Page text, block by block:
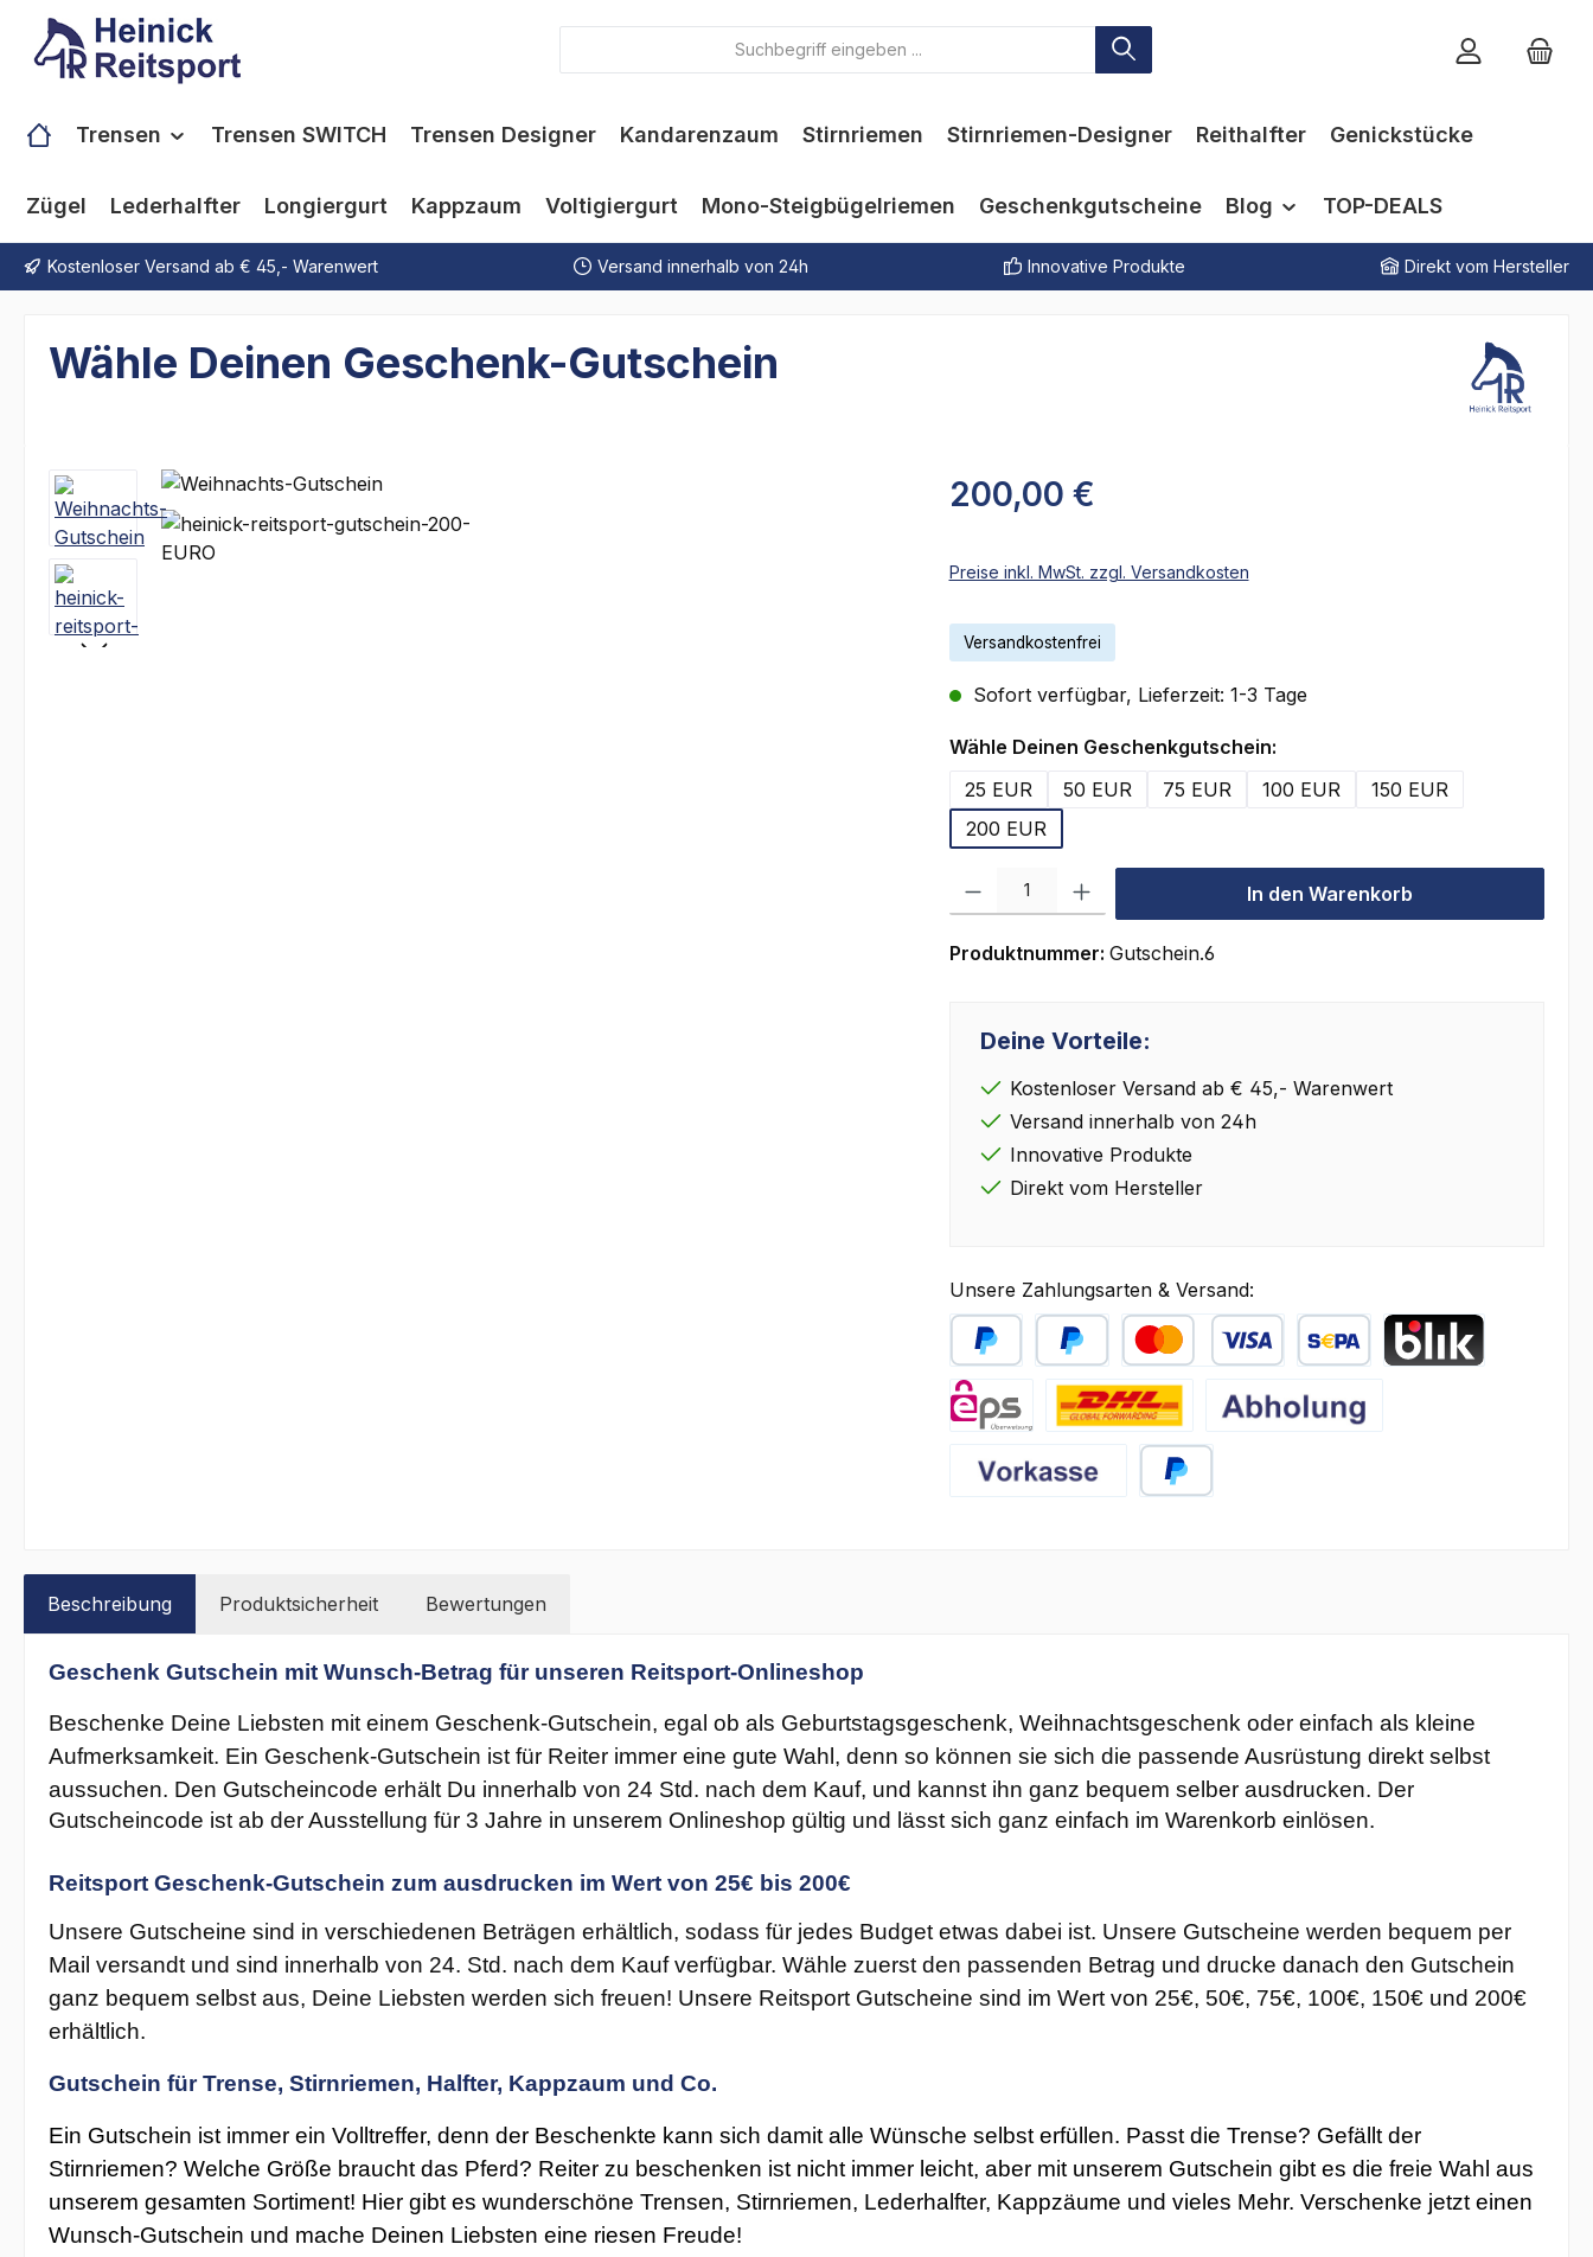
Hauptinhalt springen
Zur Suche springen
Zur Hauptnavigation springen
Trensen Trensen SWITCH Trensen Designer Kandarenzaum Stirnriemen Stirnriemen-Designer Reithalfter Genickstücke
Zügel Lederhalfter Longiergurt Kappzaum Voltigiergurt Mono-Steigbügelriemen Geschenkgutscheine Blog TOP-DEALS
Kostenloser Versand ab € 45,- Warenwert Versand innerhalb von 24h Innovative Produkte Direkt vom Hersteller
Wähle Deinen Geschenk-Gutschein
Bildergalerie überspringen 200,00 €
Preise inkl. MwSt. zzgl. Versandkosten
Versandkostenfrei
Sofort verfügbar, Lieferzeit: 1-3 Tage
Wähle Deinen Geschenkgutschein:auswählen
25 EUR
50 EUR 75 EUR 100 EUR
150 EUR
200 EUR
Produkt Anzahl: Gib den gewünschten Wert ein oder benutze die Schaltflächen
In den Warenkorb
Produktnummer: Gutschein.6
Deine Vorteile:
Kostenloser Versand ab € 45,- Warenwert
Versand innerhalb von 24h
Innovative Produkte
Direkt vom Hersteller
Unsere Zahlungsarten & Versand:
PayPal Später BezahlenKredit- oder Debitkarte
Abholung
Beschreibung Produktsicherheit Bewertungen
Geschenk Gutschein mit Wunsch-Betrag für unseren Reitsport-Onlineshop
Beschenke Deine Liebsten mit einem Geschenk-Gutschein, egal ob als Geburtstagsgeschenk, Weihnachtsgeschenk oder einfach als kleine
Aufmerksamkeit. Ein Geschenk-Gutschein ist für Reiter immer eine gute Wahl, denn so können sie sich die passende Ausrüstung direkt selbst
aussuchen. Den Gutscheincode erhält Du innerhalb von 24 Std. nach dem Kauf, und kannst ihn ganz bequem selber ausdrucken. Der
Gutscheincode ist ab der Ausstellung für 3 Jahre in unserem Onlineshop gültig und lässt sich ganz einfach im Warenkorb einlösen.
Reitsport Geschenk-Gutschein zum ausdrucken im Wert von 25€ bis 200€
Unsere Gutscheine sind in verschiedenen Beträgen erhältlich, sodass für jedes Budget etwas dabei ist. Unsere Gutscheine werden bequem per
Mail versandt und sind innerhalb von 24. Std. nach dem Kauf verfügbar. Wähle zuerst den passenden Betrag und drucke danach den Gutschein
ganz bequem selbst aus, Deine Liebsten werden sich freuen! Unsere Reitsport Gutscheine sind im Wert von 25€, 50€, 75€, 100€, 150€ und 200€
erhältlich.
Gutschein für Trense, Stirnriemen, Halfter, Kappzaum und Co.
Ein Gutschein ist immer ein Volltreffer, denn der Beschenkte kann sich damit alle Wünsche selbst erfüllen. Passt die Trense? Gefällt der
Stirnriemen? Welche Größe braucht das Pferd? Reiter zu beschenken ist nicht immer leicht, aber mit unserem Gutschein gibt es die freie Wahl aus
unserem gesamten Sortiment! Hier gibt es wunderschöne Trensen, Stirnriemen, Lederhalfter, Kappzäume und vieles Mehr. Verschenke jetzt einen
Wunsch-Gutschein und mache Deinen Liebsten eine riesen Freude!